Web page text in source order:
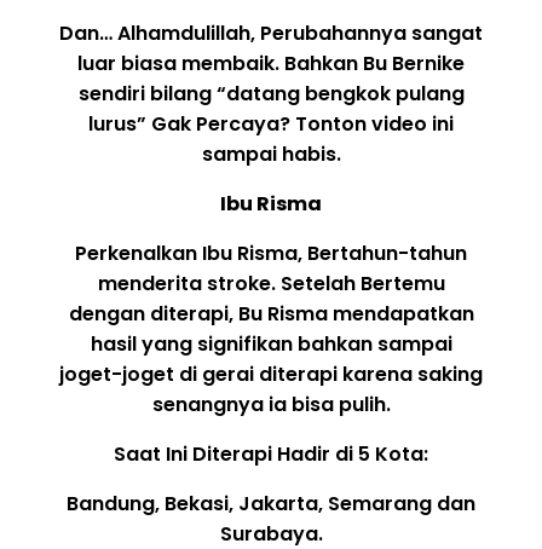
Dan… Alhamdulillah, Perubahannya sangat
luar biasa membaik. Bahkan Bu Bernike
sendiri bilang “datang bengkok pulang
lurus” Gak Percaya? Tonton video ini
sampai habis.
Ibu Risma
Perkenalkan Ibu Risma, Bertahun-tahun
menderita stroke. Setelah Bertemu
dengan diterapi, Bu Risma mendapatkan
hasil yang signifikan bahkan sampai
joget-joget di gerai diterapi karena saking
senangnya ia bisa pulih.
Saat Ini Diterapi Hadir di 5 Kota:
Bandung, Bekasi, Jakarta, Semarang dan
Surabaya.